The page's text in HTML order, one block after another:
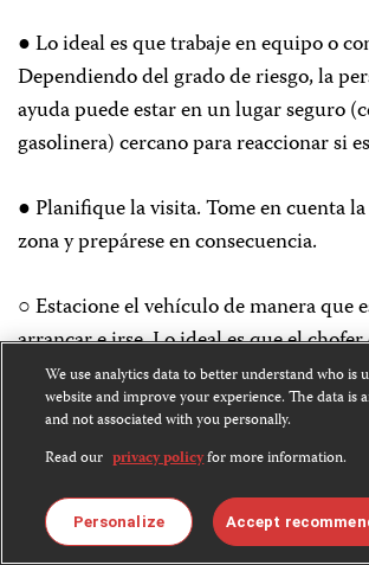
● Lo ideal es que trabaje en equipo o
Dependiendo del grado de riesgo, la
ayuda puede estar en un lugar seguro
gasolinera) cercano para reaccionar si
● Planifique la visita. Tome en cuenta
zona y prepárese en consecuencia.
○ Estacione el vehículo de manera que
arrancar e irse. Lo ideal es que el chofer
vehículo.
○ Si tiene que alejarse de su medio de
conozca cómo regresar a él. Identifique
referencia para orientarse y comparta
con sus compañeros.
We use analytics data to better understand who is
website and improve your experience. The data is
and not associated with you personally.
Read our privacy policyfor more information.
Personalize Accept